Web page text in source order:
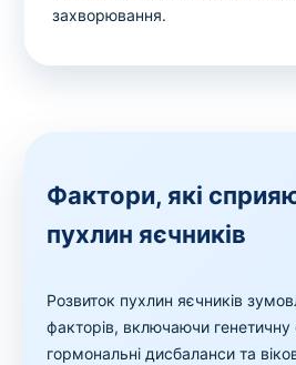
захворювання.
Фактори, які
пухлин яєчників
Розвиток пухлин яєчників
факторів, включаючи генетичну
гормональні дисбаланси та